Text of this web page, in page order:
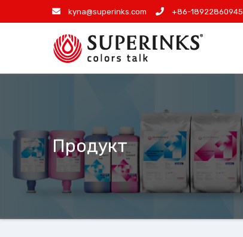
to
kyna@superinks.com +86-18922860945
Продукт